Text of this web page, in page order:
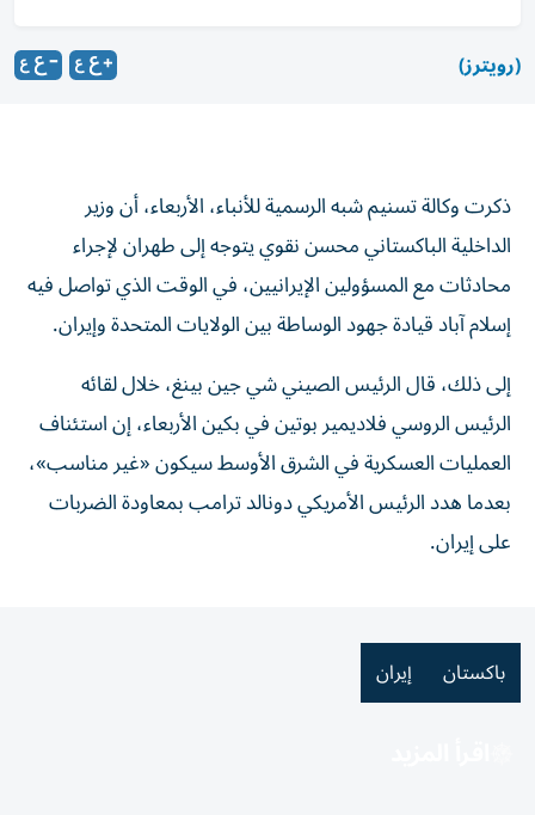
(رويترز)
ذكرت ⁠وكالة تسنيم ‌شبه ‌الرسمية للأنباء، ‌الأربعاء، أن ⁠وزير
الداخلية الباكستاني محسن نقوي يتوجه إلى طهران لإجراء ​
محادثات مع ‌المسؤولين الإيرانيين، في ⁠الوقت الذي تواصل فيه
إسلام ​آباد ‌قيادة ‌جهود الوساطة ‌بين الولايات ‌المتحدة وإيران.
إلى ذلك، قال الرئيس الصيني شي جين بينغ، خلال لقائه
الرئيس الروسي فلاديمير بوتين في بكين الأربعاء، إن استئناف
العمليات العسكرية في الشرق الأوسط سيكون «غير مناسب»،
بعدما هدد الرئيس الأمريكي دونالد ترامب بمعاودة الضربات
على إيران.
باكستان إيران